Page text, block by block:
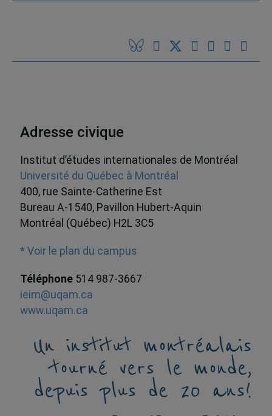
Adresse civique
Institut d’études internationales de Montréal
Université du Québec à Montréal
400, rue Sainte-Catherine Est
Bureau A-1540, Pavillon Hubert-Aquin
Montréal (Québec) H2L 3C5
* Voir le plan du campus
Téléphone 514 987-3667
ieim@uqam.ca
www.uqam.ca
Un institut montréalais
tourné vers le monde,
depuis plus de 20 ans!